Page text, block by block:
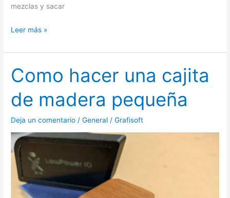
mezclas y sacar
Leer más »
Como hacer una cajita
de madera pequeña
Deja un comentario /General /Grafisoft
Como
hacer
una
cajita
de
madera
pequeña